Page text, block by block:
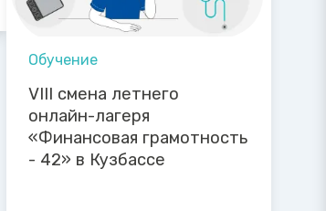
Обучение
VIII смена летнего
онлайн-лагеря
«Финансовая грамотность
- 42» в Кузбассе